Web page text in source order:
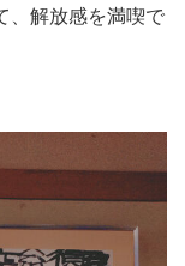
、解放感を満喫で